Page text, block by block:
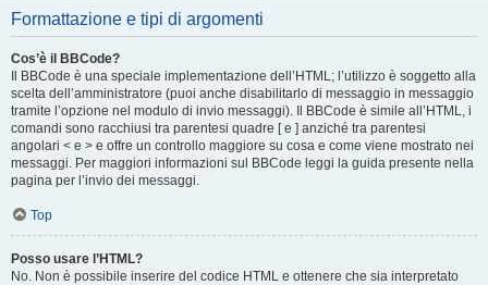
Formattazione e tipi di argomenti
Cos’è il BBCode?
Il BBCode è una speciale implementazione dell’HTML; l’utilizzo è soggetto alla
scelta dell’amministratore (puoi anche disabilitarlo di messaggio in messaggio
tramite l’opzione nel modulo di invio messaggi). Il BBCode è simile all’HTML, i
comandi sono racchiusi tra parentesi quadre [ e ] anziché tra parentesi
angolari < e > e offre un controllo maggiore su cosa e come viene mostrato nei
messaggi. Per maggiori informazioni sul BBCode leggi la guida presente nella
pagina per l’invio dei messaggi.
Top
Posso usare l’HTML?
No. Non è possibile inserire del codice HTML e ottenere che sia interpretato